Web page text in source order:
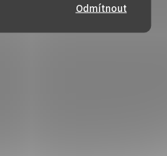
Odmítnout